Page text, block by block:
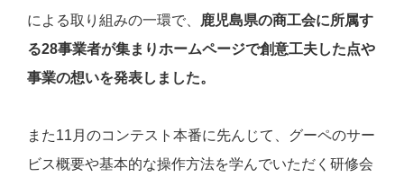
による取り組みの一環で、
鹿児島県の商工会に所属す
る28事業者が集まりホームページで創意工夫した点や
事業の想いを発表しました。
また11月のコンテスト本番に先んじて、グーペのサー
ビス概要や基本的な操作方法を学んでいただく研修会